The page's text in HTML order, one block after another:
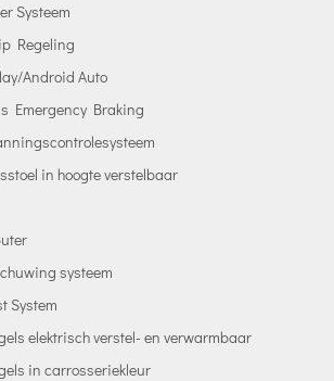
Systeem
Regeling
Android Auto
Emergency Braking
in hoogte verstelbaar
systeem
System
elektrisch verstel- en verwarmbaar
in carrosseriekleur